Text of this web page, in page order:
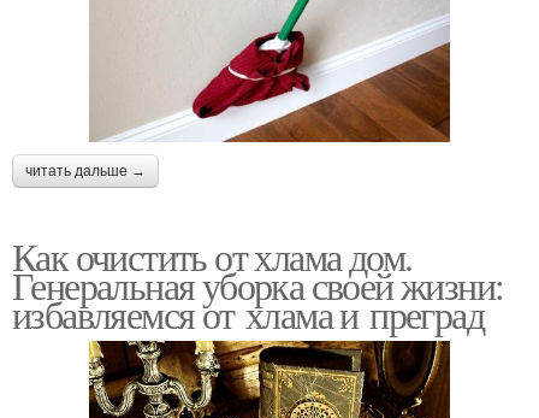
читать дальше →
Как очистить от хлама дом.
Генеральная уборка своей жизни:
избавляемся от хлама и преград